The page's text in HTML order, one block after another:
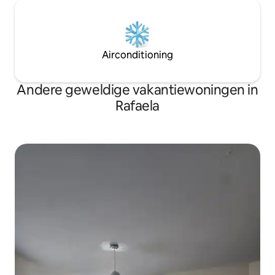
Airconditioning
Andere geweldige vakantiewoningen in
Rafaela